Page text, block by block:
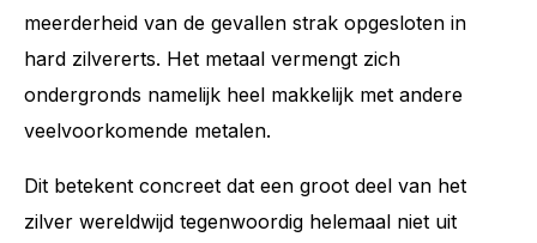
meerderheid van de gevallen strak opgesloten in
hard zilvererts. Het metaal vermengt zich
ondergronds namelijk heel makkelijk met andere
veelvoorkomende metalen.
Dit betekent concreet dat een groot deel van het
zilver wereldwijd tegenwoordig helemaal niet uit